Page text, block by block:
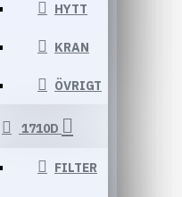
HYTT
KRAN
ÖVRIGT
1710D
FILTER